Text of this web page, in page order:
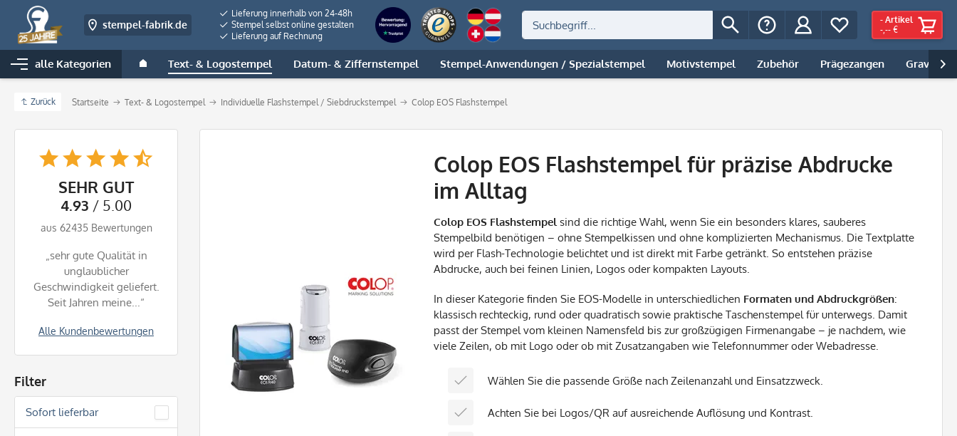
stempel-fabrik.de
Lieferung innerhalb von 24-48h
Stempel selbst online gestalten
Lieferung auf Rechnung
- Artikel
-,-- €
alle Kategorien Text- & Logostempel Datum- & Ziffernstempel Stempel-Anwendungen / Spezialstempel Motivstempel Zubehör Prägezangen Gravur |

Zurück Startseite Text- & Logostempel Individuelle Flashstempel / Siebdruckstempel Colop EOS Flashstempel
SEHR GUT
4.93 / 5.00
aus 62435 Bewertungen
Alle Kundenbewertungen
„sehr gute Qualität in
unglaublicher
Geschwindigkeit geliefert.
Seit Jahren meine...“
Filter
Sofort lieferbar
Colop EOS Flashstempel für präzise Abdrucke
im Alltag
Colop EOS Flashstempelsind die richtige Wahl, wenn Sie ein besonders klares, sauberes
Stempelbild benötigen – ohne Stempelkissen und ohne komplizierten Mechanismus. Die Textplatte
wird per Flash-Technologie belichtet und ist direkt mit Farbe getränkt. So entstehen präzise
Abdrucke, auch bei feinen Linien, Logos oder kompakten Layouts.
In dieser Kategorie finden Sie EOS-Modelle in unterschiedlichen Formaten und Abdruckgrößen:
klassisch rechteckig, rund oder quadratisch sowie praktische Taschenstempel für unterwegs. Damit
passt der Stempel vom kleinen Namensfeld bis zur großzügigen Firmenangabe – je nachdem, wie
viele Zeilen, ob mit Logo oder ob mit Zusatzangaben wie Telefonnummer oder Webadresse.
Wählen Sie die passende Größe nach Zeilenanzahl und Einsatzzweck.
Achten Sie bei Logos/QR auf ausreichende Auflösung und Kontrast.